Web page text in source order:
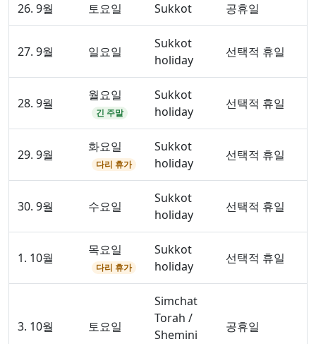
26. 9월 토요일 Sukkot 공휴일
27. 9월 일요일
Sukkot
holiday
선택적 휴일
28. 9월
월요일
긴 주말
Sukkot
holiday
선택적 휴일
29. 9월
화요일
다리 휴가
Sukkot
holiday
선택적 휴일
30. 9월 수요일
Sukkot
holiday
선택적 휴일
1. 10월
목요일
다리 휴가
Sukkot
holiday
선택적 휴일
3. 10월 토요일
Simchat
Torah /
Shemini
공휴일